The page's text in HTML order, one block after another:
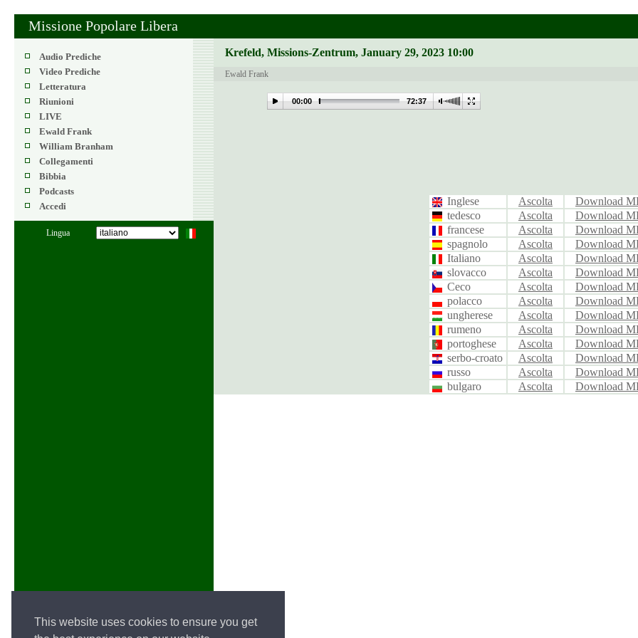
This website uses cookies to ensure you get
Missione Popolare Libera
Audio Prediche
Video Prediche
Letteratura
Riunioni
LIVE
Ewald Frank
William Branham
Collegamenti
Bibbia
Podcasts
Accedi
Lingua
Krefeld, Missions-Zentrum, January 29, 2023 10:00
Ewald Frank
00:00 72:37
Inglese Ascolta
Download
tedesco
Ascolta
Download
francese
Ascolta
Download
spagnolo
Ascolta
Download
Italiano
Ascolta
Download
slovacco
Ascolta
Download
Ceco
Ascolta
Download
polacco
Ascolta
Download
ungherese
Ascolta
Download
rumeno
Ascolta
Download
portoghese
Ascolta
Download
serbo-croato
Ascolta
Download
russo
Ascolta
Download
bulgaro
Ascolta Download